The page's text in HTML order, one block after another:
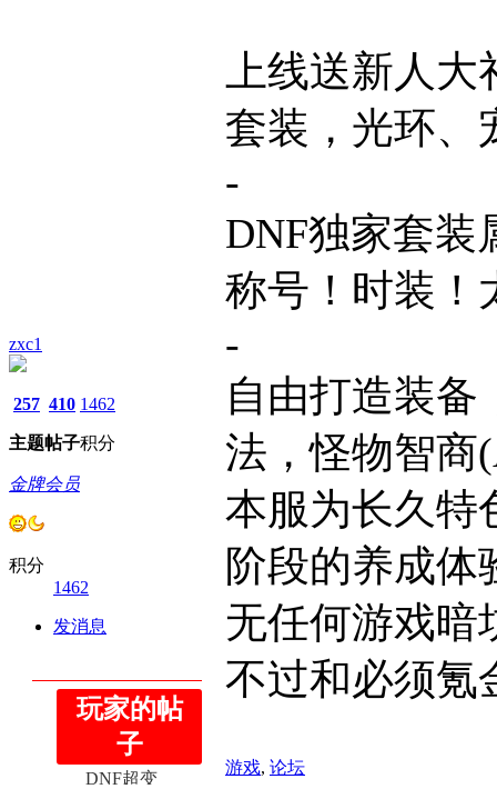
zxc1
257
主题
410
帖子
1462
积分
金牌会员
积分
1462
发消息
玩家的帖
子
【全新第二季
DNF超变
115】-100%CD
...
【全新第二季
DNF超变
上线送新人
套装，光环、
-
DNF独家套
称号！时装！
-
自由打造装备
法，怪物智
本服为长久特
阶段的养成
无任何游戏暗
不过和必须氪
游戏, 论坛